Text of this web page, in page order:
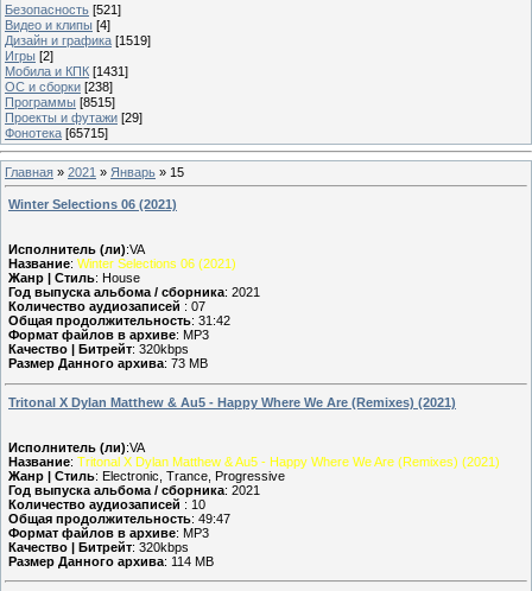
Безопасность [521]
Видео и клипы [4]
Дизайн и графика [1519]
Игры [2]
Мобила и КПК [1431]
ОС и сборки [238]
Программы [8515]
Проекты и футажи [29]
Фонотека [65715]
Главная » 2021 » Январь » 15
Winter Selections 06 (2021)
Исполнитель (ли):VA
Название: Winter Selections 06 (2021)
Жанр | Стиль: House
Год выпуска альбома / сборника: 2021
Количество аудиозаписей : 07
Общая продолжительность: 31:42
Формат файлов в архиве: MP3
Качество | Битрейт: 320kbps
Размер Данного архива: 73 MB
Tritonal X Dylan Matthew & Au5 - Happy Where We Are (Remixes) (2021)
Исполнитель (ли):VA
Название: Tritonal X Dylan Matthew & Au5 - Happy Where We Are (Remixes) (2021)
Жанр | Стиль: Electronic, Trance, Progressive
Год выпуска альбома / сборника: 2021
Количество аудиозаписей : 10
Общая продолжительность: 49:47
Формат файлов в архиве: MP3
Качество | Битрейт: 320kbps
Размер Данного архива: 114 MB